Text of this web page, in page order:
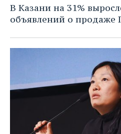
В Казани на 31%
объявлений о продаже